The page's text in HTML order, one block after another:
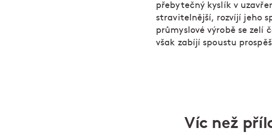
přebytečný kyslík v
stravitelnější, rozvíjí jeho
průmyslové výrobě se zelí
však zabíjí spoustu
Víc než